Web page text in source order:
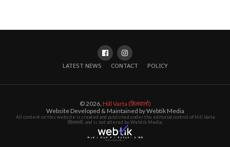
LATEST NEWS CONTACT POLICY
© 2026, Hill Varta (हिलवार्ता)
Website Developed & Maintained by Webtik Media
All content on this website is created and published under the editorial control of Hill Varta
(हिलवार्ता), and is not altered by Webtik Media.